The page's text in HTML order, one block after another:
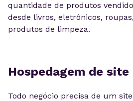
quantidade de produtos
desde livros, eletrônicos,
produtos de limpeza.
Hospedagem de
Todo negócio precisa de um